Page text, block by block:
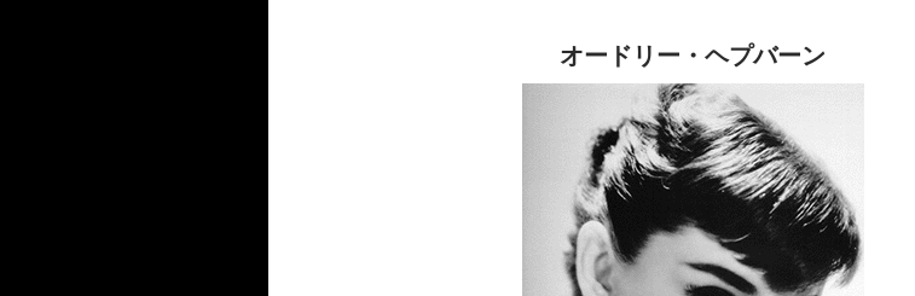
オードリー・ヘプバーン